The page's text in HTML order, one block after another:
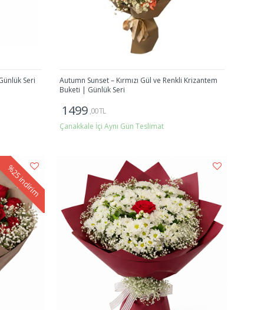
Seri
Autumn Sunset – Kırmızı Gül ve Renkli Krizantem
Buketi | Günlük Seri
1499 ,00 TL
Çanakkale İçi Aynı Gün Teslimat
%25
indirim